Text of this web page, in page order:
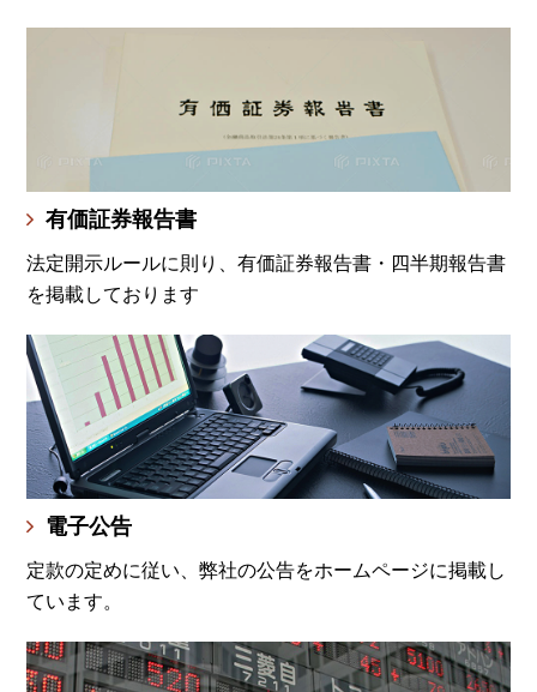
有価証券報告書
法定開示ルールに則り、有価証券報告書・四半期報告書
を掲載しております
電子公告
定款の定めに従い、弊社の公告をホームページに掲載し
ています。